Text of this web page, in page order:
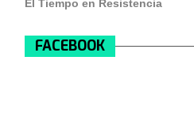
El Tiempo en Resistencia
FACEBOOK